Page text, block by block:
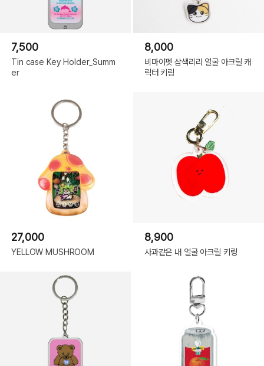
7,500
Tin case Key Holder_Summ
er
8,000
비마이펫 삼색리리 얼굴 아크릴 캐
릭터 키링
27,000
YELLOW MUSHROOM
8,900
사과같은 내 얼굴 아크릴 키링